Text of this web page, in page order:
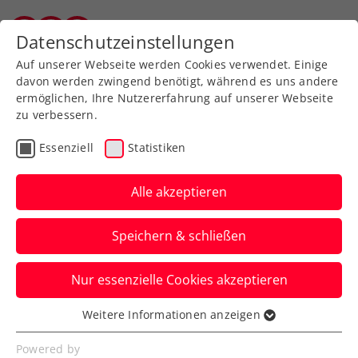
Turniere filtern
Suchen
Datenschutzeinstellungen
Auf unserer Webseite werden Cookies verwendet. Einige
davon werden zwingend benötigt, während es uns andere
ermöglichen, Ihre Nutzererfahrung auf unserer Webseite
zu verbessern.
Essenziell Statistiken
Alle akzeptieren
Speichern & schließen
Nur essenzielle Cookies akzeptieren
Essenziell
Essenzielle Cookies werden für grundlegende
Weitere Informationen anzeigen
Powered by